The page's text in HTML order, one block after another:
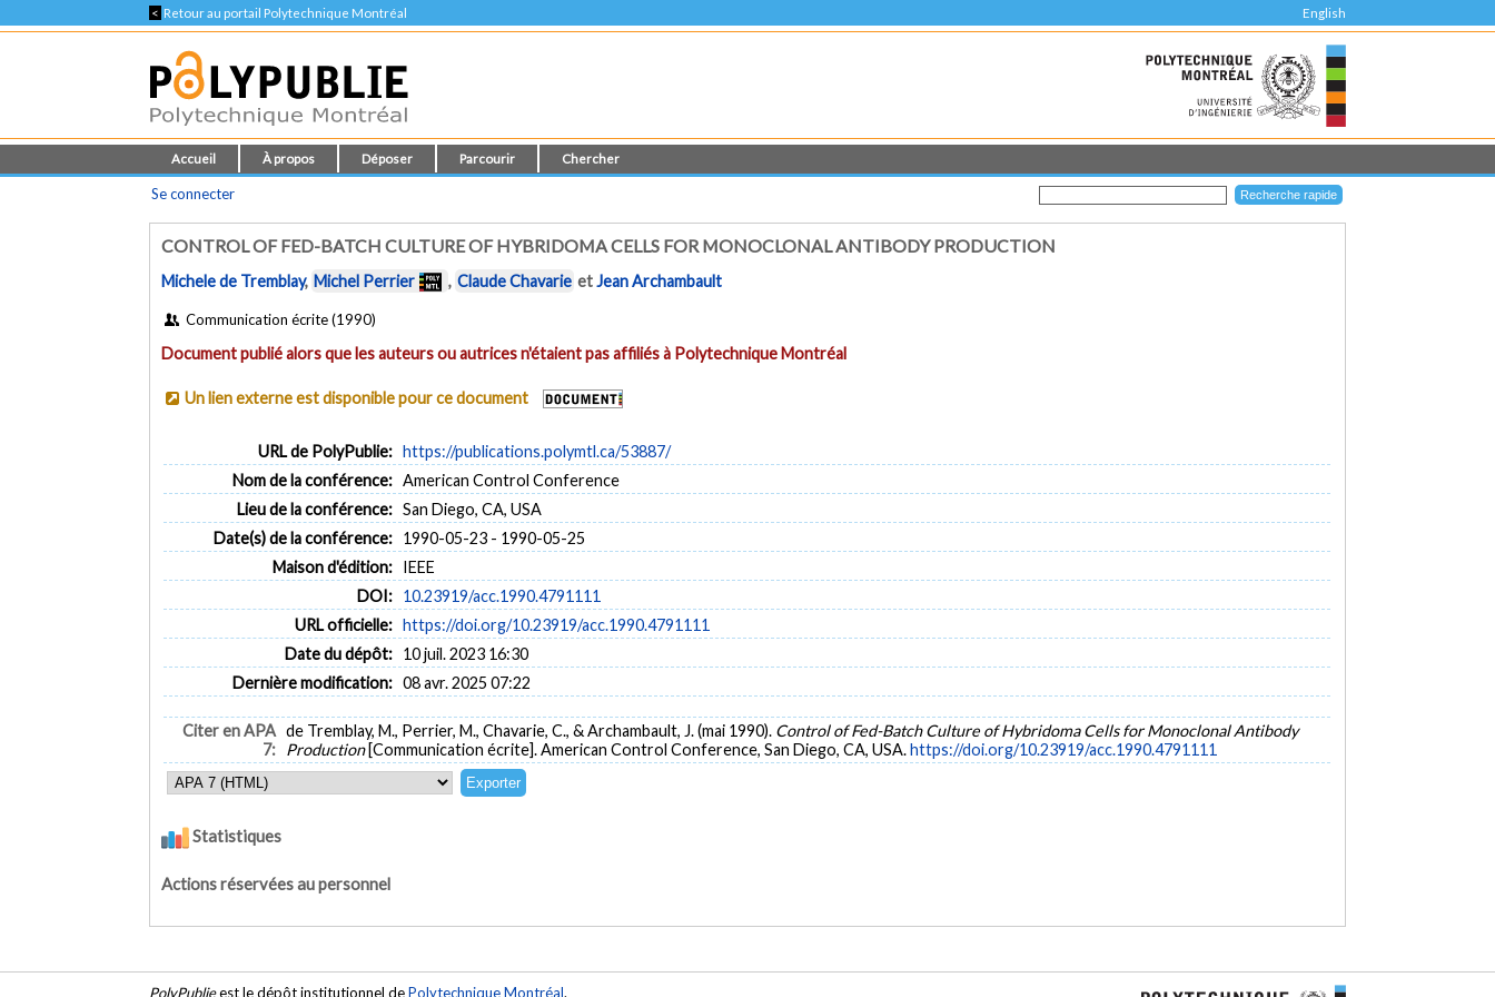
< Retour au portail Polytechnique Montréal English
Accueil À propos Déposer Parcourir Chercher
Se connecter
CONTROL OF FED-BATCH CULTURE OF HYBRIDOMA CELLS FOR MONOCLONAL ANTIBODY PRODUCTION
Michele de Tremblay, Michel Perrier , Claude Chavarie etJean Archambault
Communication écrite (1990)
Document publié alors que les auteurs ou autrices n'étaient pas affiliés à Polytechnique Montréal
Un lien externe est disponible pour ce document
URL de PolyPublie: https://publications.polymtl.ca/53887/
Nom de la conférence: American Control Conference
Lieu de la conférence: San Diego, CA, USA
Date(s) de la conférence: 1990-05-23 - 1990-05-25
Maison d'édition: IEEE
DOI: 10.23919/acc.1990.4791111
URL officielle: https://doi.org/10.23919/acc.1990.4791111
Date du dépôt: 10 juil. 2023 16:30
Dernière modification: 08 avr. 2025 07:22
Citer en APA
7:
de Tremblay, M., Perrier, M., Chavarie, C., & Archambault, J. (mai 1990). Control of Fed-Batch Culture of Hybridoma Cells for Monoclonal Antibody
Production [Communication écrite]. American Control Conference, San Diego, CA, USA.https://doi.org/10.23919/acc.1990.4791111
Statistiques
Actions réservées au personnel
PolyPublieest le dépôt institutionnel dePolytechnique Montréal.